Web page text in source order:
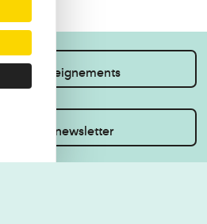
des renseignements
à la newsletter